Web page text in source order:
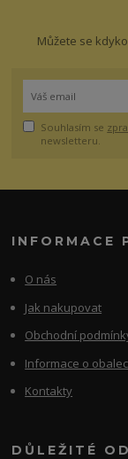
Můžete se
Souhlasím se
newsletteru.
INFORMACE
O nás
Jak nakupovat
Obchodní
Informace o
Kontakty
DŮLEŽITÉ